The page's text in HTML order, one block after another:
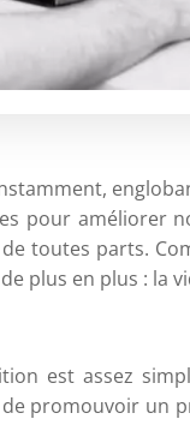
améliorer
toutes parts.
plus en plus : la
est assez
promouvoir un